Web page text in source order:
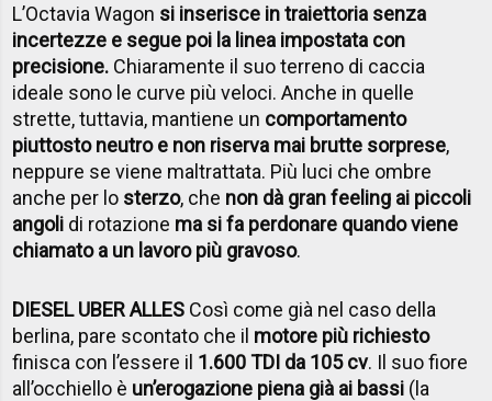
L’Octavia Wagon si inserisce in traiettoria senza
incertezze e segue poi la linea impostata con
precisione. Chiaramente il suo terreno di caccia
ideale sono le curve più veloci. Anche in quelle
strette, tuttavia, mantiene un comportamento
piuttosto neutro e non riserva mai brutte sorprese,
neppure se viene maltrattata. Più luci che ombre
anche per lo sterzo, che non dà gran feeling ai piccoli
angoli di rotazione ma si fa perdonare quando viene
chiamato a un lavoro più gravoso.
DIESEL UBER ALLES Così come già nel caso della
berlina, pare scontato che il motore più richiesto
finisca con l’essere il 1.600 TDI da 105 cv. Il suo fiore
all’occhiello è un’erogazione piena già ai bassi (la